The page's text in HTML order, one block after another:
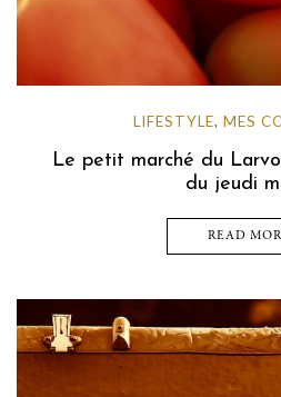
LIFESTYLE, MES
Le petit marché du
du jeudi
READ